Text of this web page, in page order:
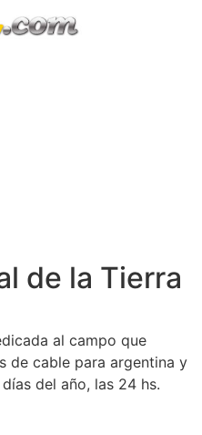
de la Tierra
al campo que
de cable para argentina y
del año, las 24 hs.